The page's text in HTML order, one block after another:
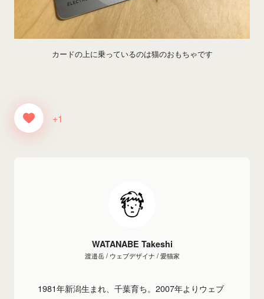
カードの上に乗っているのは猫のおもちゃです
+1
WATANABE Takeshi
渡邉岳 / ウェブデザイナ / 愛猫家
1981年新潟生まれ、千葉育ち。2007年よりウェブ